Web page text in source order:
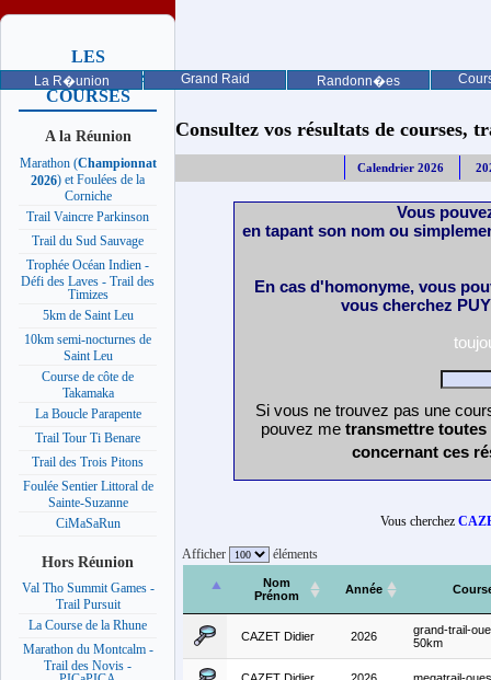
La R�union Grand Raid Randonn�es
LES
PROCHAINES
COURSES
A la Réunion
Marathon (Championnat
2026) et Foulées de la
Corniche
Trail Vaincre Parkinson
Trail du Sud Sauvage
Trophée Océan Indien -
Défi des Laves - Trail des
Timizes
5km de Saint Leu
10km semi-nocturnes de
Saint Leu
Course de côte de
Takamaka
La Boucle Parapente
Trail Tour Ti Benare
Trail des Trois Pitons
Foulée Sentier Littoral de
Sainte-Suzanne
CiMaSaRun
Hors Réunion
Val Tho Summit Games -
Trail Pursuit
La Course de la Rhune
Marathon du Montcalm -
Trail des Novis -
Consultez vos résultats de courses,
Calendrier 2026
Vous
en tapant son nom ou
En cas d'homonyme, vous
vous cherchez
Si vous ne trouvez pas une
pouvez me transmettre
concernant ces
Vous cherchez
Afficher éléments
Nom
Prénom
Année
CAZET Didier 2026
grand-trail-
50km